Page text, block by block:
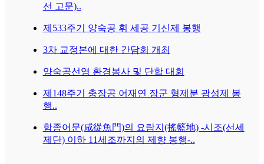
선 고문)..
제533주기 양숙공 휘 세공 기신제 봉행
3차 교정본에 대한 간담회 개최
양숙공선영 환경봉사 및 단합 대회
제148주기 충장공 어재연 장군 형제분 광성제 봉
행..
함종어문(咸從魚門)의 요람지(搖籃地) -시조(선세
제단) 이하 11세조까지의 제향 봉행-..